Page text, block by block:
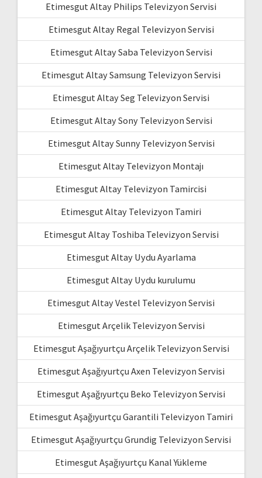
Etimesgut Altay Philips Televizyon Servisi
Etimesgut Altay Regal Televizyon Servisi
Etimesgut Altay Saba Televizyon Servisi
Etimesgut Altay Samsung Televizyon Servisi
Etimesgut Altay Seg Televizyon Servisi
Etimesgut Altay Sony Televizyon Servisi
Etimesgut Altay Sunny Televizyon Servisi
Etimesgut Altay Televizyon Montajı
Etimesgut Altay Televizyon Tamircisi
Etimesgut Altay Televizyon Tamiri
Etimesgut Altay Toshiba Televizyon Servisi
Etimesgut Altay Uydu Ayarlama
Etimesgut Altay Uydu kurulumu
Etimesgut Altay Vestel Televizyon Servisi
Etimesgut Arçelik Televizyon Servisi
Etimesgut Aşağıyurtçu Arçelik Televizyon Servisi
Etimesgut Aşağıyurtçu Axen Televizyon Servisi
Etimesgut Aşağıyurtçu Beko Televizyon Servisi
Etimesgut Aşağıyurtçu Garantili Televizyon Tamiri
Etimesgut Aşağıyurtçu Grundig Televizyon Servisi
Etimesgut Aşağıyurtçu Kanal Yükleme